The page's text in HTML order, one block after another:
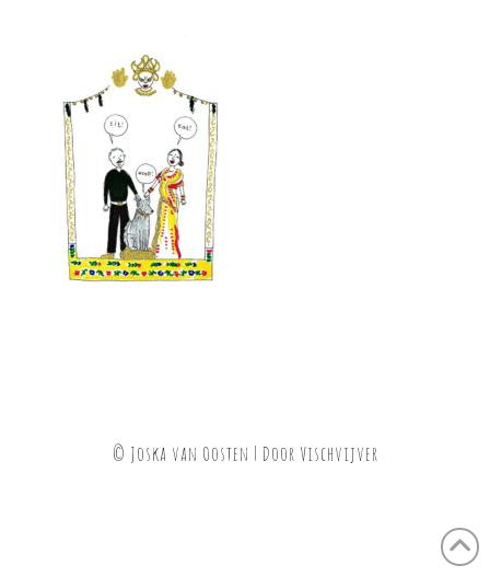
© Joska van Oosten | Door Vischvijver